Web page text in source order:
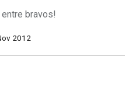
entre bravos!
2012